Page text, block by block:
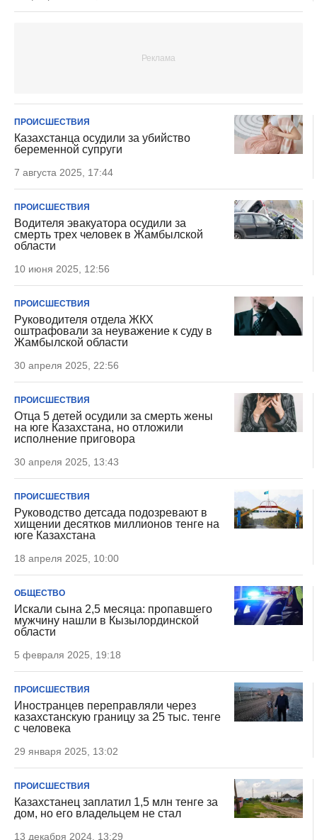
ПРОИСШЕСТВИЯ
Казахстанца осудили за убийство
беременной супруги
7 августа 2025, 17:44
ПРОИСШЕСТВИЯ
Водителя эвакуатора осудили за
смерть трех человек в Жамбылской
области
10 июня 2025, 12:56
ПРОИСШЕСТВИЯ
Руководителя отдела ЖКХ
оштрафовали за неуважение к суду в
Жамбылской области
30 апреля 2025, 22:56
ПРОИСШЕСТВИЯ
Отца 5 детей осудили за смерть жены
на юге Казахстана, но отложили
исполнение приговора
30 апреля 2025, 13:43
ПРОИСШЕСТВИЯ
Руководство детсада подозревают в
хищении десятков миллионов тенге на
юге Казахстана
18 апреля 2025, 10:00
ОБЩЕСТВО
Искали сына 2,5 месяца: пропавшего
мужчину нашли в Кызылординской
области
5 февраля 2025, 19:18
ПРОИСШЕСТВИЯ
Иностранцев переправляли через
казахстанскую границу за 25 тыс. тенге
с человека
29 января 2025, 13:02
ПРОИСШЕСТВИЯ
Казахстанец заплатил 1,5 млн тенге за
дом, но его владельцем не стал
13 декабря 2024, 13:29